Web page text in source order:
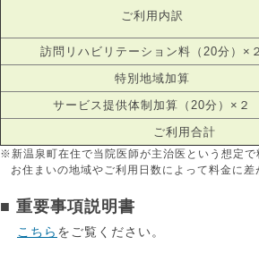
ご利用内訳
訪問リハビリテーション料（20分）×２
特別地域加算
サービス提供体制加算（20分）×２
ご利用合計
※新温泉町在住で当院医師が主治医という想定で
お住まいの地域やご利用日数によって料金に差
■ 重要事項説明書
こちら をご覧ください。